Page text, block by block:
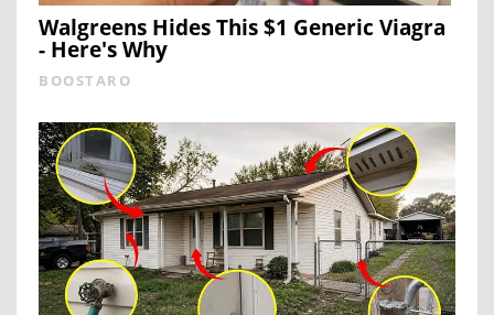
Walgreens Hides This $1 Generic Viagra
- Here's Why
BOOSTARO